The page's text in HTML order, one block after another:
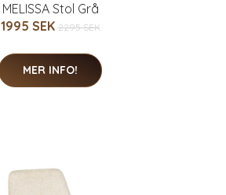
MELISSA Stol Grå
1995 SEK 2295 SEK
MER INFO!